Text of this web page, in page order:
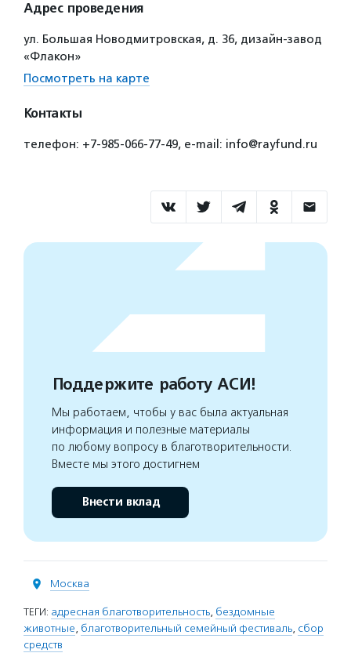
Адрес проведения
ул. Большая Новодмитровская, д. 36, дизайн-завод
«Флакон»
Посмотреть на карте
Контакты
телефон: +7-985-066-77-49, e-mail: info@rayfund.ru
Поддержите работу АСИ!
Мы работаем, чтобы у вас была актуальная
информация и полезные материалы
по любому вопросу в благотворительности.
Вместе мы этого достигнем
Внести вклад
Москва
ТЕГИ: адресная благотворительность, бездомные
животные, благотворительный семейный фестиваль, сбор
средств